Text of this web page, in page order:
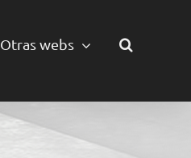
Otras webs